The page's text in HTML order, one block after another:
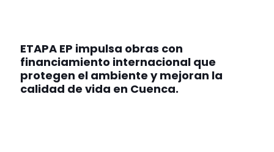
ETAPA EP impulsa obras con
financiamiento internacional que
protegen el ambiente y mejoran la
calidad de vida en Cuenca.